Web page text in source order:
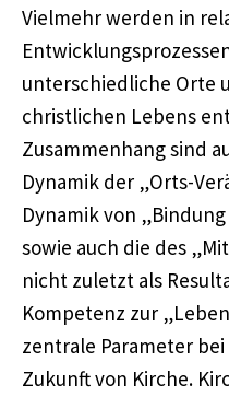
Vielmehr werden in
unterschiedliche Orte
christlichen Lebens
Zusammenhang sind
Dynamik der „Orts-
Dynamik von
sowie auch die des
nicht zuletzt als
Kompetenz zur
zentrale Parameter
Zukunft von Kirche.